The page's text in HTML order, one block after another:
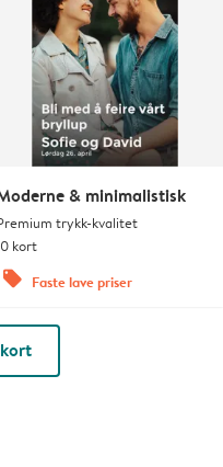
& minimalistisk
trykk-kvalitet
kort
offers Faste lave priser